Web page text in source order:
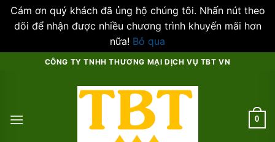
Cám ơn quý khách đã ủng hộ chúng tôi. Nhấn nút theo
dõi để nhận được nhiều chương trình khuyến mãi hơn
nữa! Bỏ qua
CÔNG TY TNHH THƯƠNG MẠI DỊCH VỤ TBT VN
0